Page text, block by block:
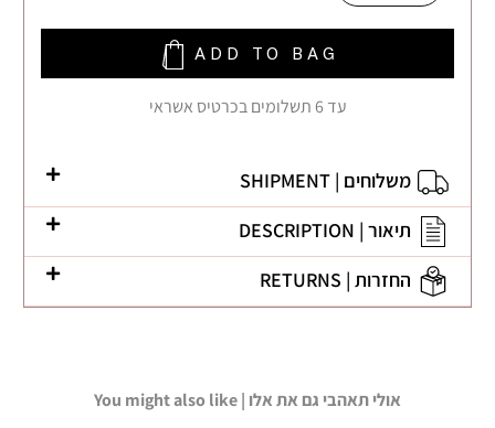
ADD TO BAG
עד 6 תשלומים בכרטיס אשראי
משלוחים | SHIPMENT
תיאור | DESCRIPTION
החזרות | RETURNS
You might also like | אולי תאהבי גם את אלו